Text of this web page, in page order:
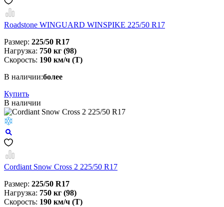
Roadstone WINGUARD WINSPIKE 225/50 R17
Размер: 225/50 R17
Нагрузка: 750 кг (98)
Скорость: 190 км/ч (T)
В наличии:более
Купить
В наличии
Cordiant Snow Cross 2 225/50 R17
Размер: 225/50 R17
Нагрузка: 750 кг (98)
Скорость: 190 км/ч (T)